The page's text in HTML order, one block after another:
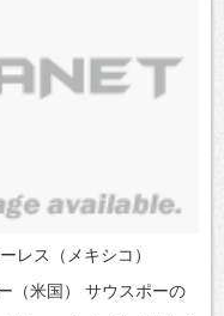
レス（メキシコ）
（米国） サウスポーの